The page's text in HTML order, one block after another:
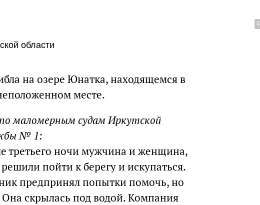
области
на озере Юнатка, находящемся в
месте.
маломерным судам Иркутской
№ 1:
третьего ночи мужчина и женщина,
пойти к берегу и искупаться.
предпринял попытки помочь, но
скрылась под водой. Компания